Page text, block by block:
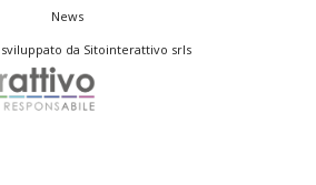
News
da Sitointerattivo srls